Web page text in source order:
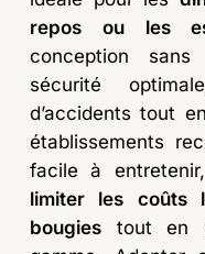
repos ou les
conception
sécurité
d’accidents tout
établissements
facile à
limiter les coûts
bougiestout en